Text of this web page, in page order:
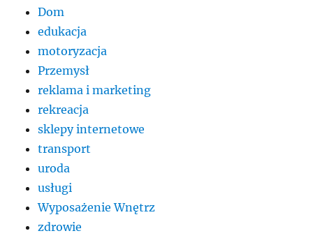
Dom
edukacja
motoryzacja
Przemysł
reklama i marketing
rekreacja
sklepy internetowe
transport
uroda
usługi
Wyposażenie Wnętrz
zdrowie